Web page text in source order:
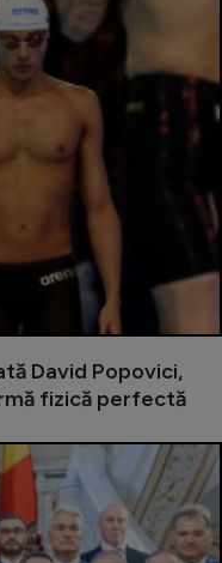
David Popovici,
fizică perfectă